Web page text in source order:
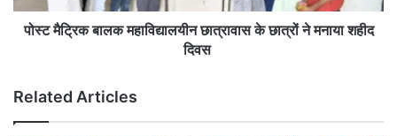
मनाया
शहीद
पोस्ट मैट्रिक बालक महाविद्यालयीन छात्रावास के छात्रों ने मनाया शहीद
दिवस
Related Articles